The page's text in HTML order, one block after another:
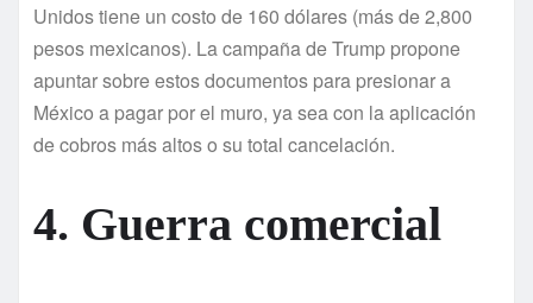
Unidos tiene un costo de 160 dólares (más de 2,800
pesos mexicanos). La campaña de Trump propone
apuntar sobre estos documentos para presionar a
México a pagar por el muro, ya sea con la aplicación
de cobros más altos o su total cancelación.
4. Guerra comercial